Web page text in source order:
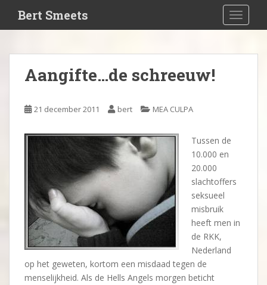
i
Bert Smeets
Aangifte…de schreeuw!
21 december 2011 bert MEA CULPA
Tussen de
10.000 en
20.000
slachtoffers
seksueel
misbruik
heeft men in
de RKK,
Nederland
op het geweten, kortom een misdaad tegen de
menselijkheid. Als de Hells Angels morgen beticht